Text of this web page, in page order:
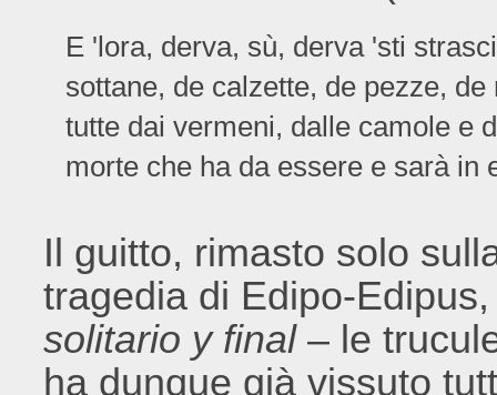
E 'lora, derva, sù, derva 'sti
sottane, de calzette, de pezze,
tutte dai vermeni, dalle camole e
morte che ha da essere e sarà in
Il guitto, rimasto solo
tragedia di Edipo-
solitario y final– le
ha dunque già vissuto